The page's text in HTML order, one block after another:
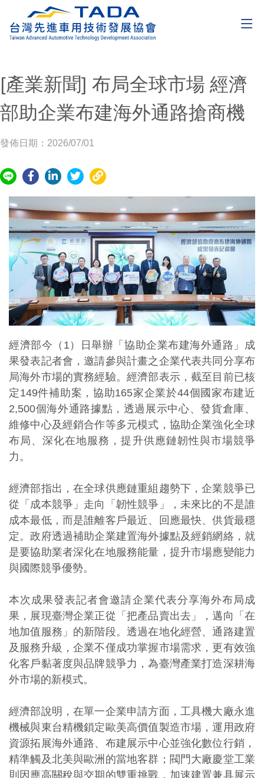
[產業新聞] 布局全球市場 經濟
部助企業布建海外通路搶商機
發佈日期：2026/07/01
經濟部今（1）日舉辦「協助企業布建海外通路」成
果發表記者會，邀請參與計畫之企業代表共同分享布
局海外市場的實務經驗。經濟部表示，截至目前已核
定149件補助案，協助165家企業於44個國家布建近
2,500個海外通路據點，透過展示中心、發貨倉庫、
維修中心及經銷合作等多元模式，協助企業強化全球
布局、深化在地服務，提升供應鏈韌性與市場競爭
力。
經濟部指出，在全球供應鏈重組趨勢下，企業競爭已
從「成本競爭」走向「韌性競爭」，未來比的不是誰
成本最低，而是誰離客戶最近、回應最快、供貨最穩
定。政府透過補助企業建置海外據點及經銷網絡，就
是要協助業者深化在地服務能量，提升市場應變能力
與國際競爭優勢。
本次成果發表記者會邀請企業代表分享海外布局成
果，展現臺灣企業正從「把產品賣出去」，邁向「在
地加值服務」的新階段。透過在地化經營、通路建置
及服務升級，企業不僅成功掌握市場需求，更有效強
化客戶黏著度與品牌競爭力，為臺灣產業打造深耕海
外市場的新模式。
經濟部說明，在單一企業申請方面，工具機大廠永進
機械與東台精機鎖定歐美高價值製造市場，運用政府
資源拓展海外通路、布建展示中心並強化數位行銷，
精準觸及北美與歐洲的當地客群；閥門大廠慶堂工業
則因應高關稅與交期的雙重挑戰，加速建置兼具展示